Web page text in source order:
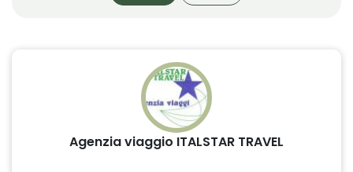
Agenzia viaggio ITALSTAR TRAVEL